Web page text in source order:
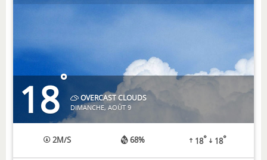
18°
OVERCAST CLOUDS
DIMANCHE, AOÛT 9
2M/S 68% 18° 18°